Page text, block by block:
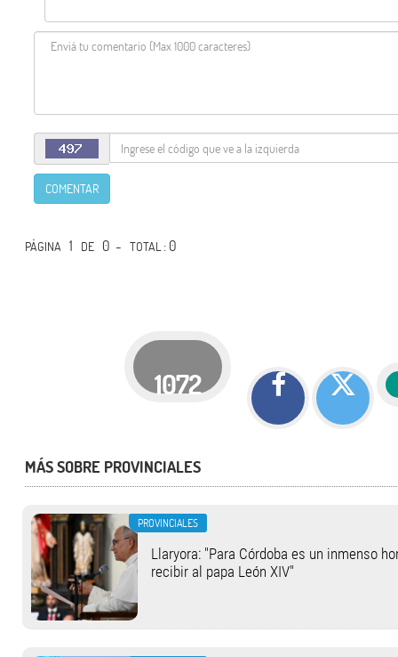
COMENTAR
PÁGINA 1 DE 0 -TOTAL: 0
1072
MÁS SOBRE PROVINCIALES
PROVINCIALES
Llaryora: "Para Córdoba es un inmenso
recibir al papa León XIV"